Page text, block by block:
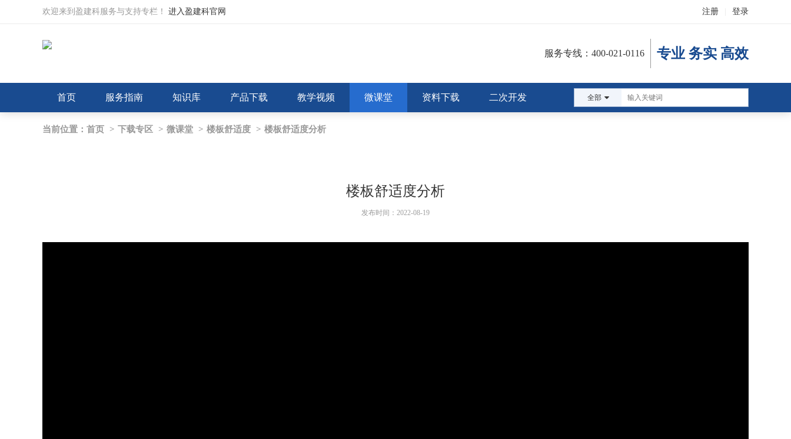
欢迎来到盈建科服务与支持专栏！ 进入盈建科官网 注册 登录
服务专线：400-021-0116 专业 务实 高效
首页 服务指南 知识库 产品下载 教学视频 微课堂 资料下载 二次开发 全部
当前位置： 首页 > 下载专区 > 微课堂 > 楼板舒适度 > 楼板舒适度分析
楼板舒适度分析
发布时间：2022-08-19